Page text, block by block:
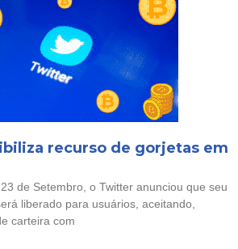
recurso de gorjetas em
de Setembro, o Twitter anunciou que seu
liberado para usuários, aceitando,
carteira com